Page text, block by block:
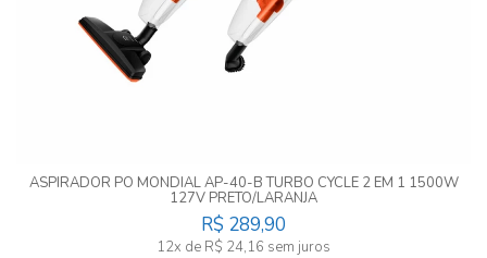
ASPIRADOR PO MONDIAL AP-40-B TURBO CYCLE 2 EM 1 1500W
127V PRETO/LARANJA
R$ 289,90
12x de R$ 24,16 sem juros